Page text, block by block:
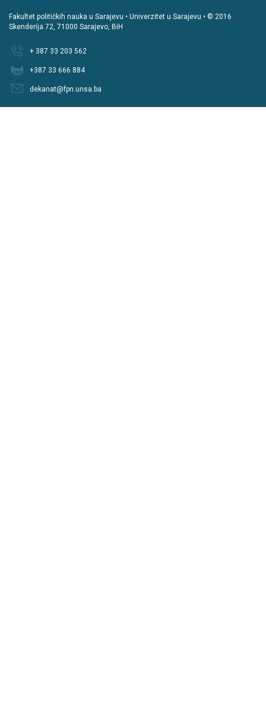
Fakultet političkih nauka u Sarajevu • Univerzitet u Sarajevu • © 2016
Skenderija 72, 71000 Sarajevo, BiH
+ 387 33 203 562
+387 33 666 884
dekanat@fpn.unsa.ba